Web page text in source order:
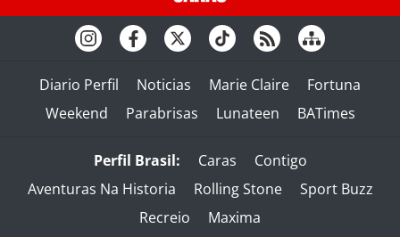
Diario Perfil Noticias Marie Claire
Fortuna
Weekend
Parabrisas Lunateen BATimes
Perfil Brasil: Caras
Contigo
Aventuras Na Historia
Rolling Stone
Sport Buzz
Recreio
Maxima